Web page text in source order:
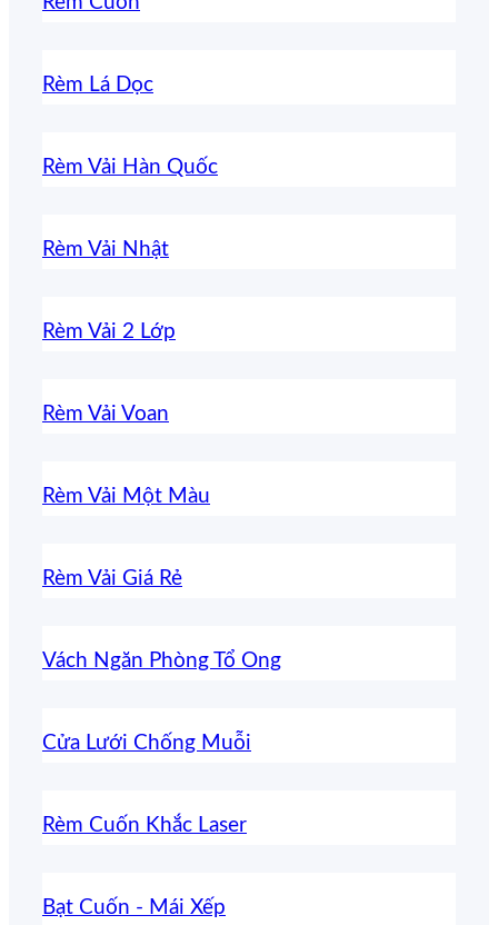
Rèm Lá Dọc
Rèm Vải Hàn Quốc
Rèm Vải Nhật
Rèm Vải 2 Lớp
Rèm Vải Voan
Rèm Vải Một Màu
Rèm Vải Giá Rẻ
Vách Ngăn Phòng Tổ Ong
Cửa Lưới Chống Muỗi
Rèm Cuốn Khắc Laser
Bạt Cuốn - Mái Xếp